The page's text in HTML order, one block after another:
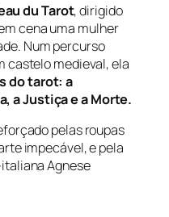
du Tarot, dirigido
cena uma mulher
Num percurso
castelo medieval, ela
do tarot: a
a Justiça e a Morte.
pelas roupas
impecável, e pela
Agnese